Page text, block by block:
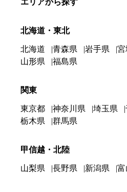
エリアから探す
北海道・東北
北海道 青森県 岩手県 宮
山形県
福島県
関東
東京都 神奈川県 埼玉県
栃木県
群馬県
甲信越・北陸
山梨県 長野県 新潟県 富